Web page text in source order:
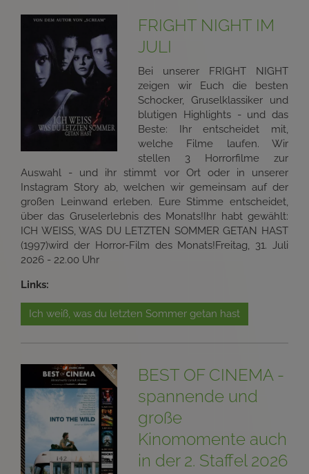
FRIGHT NIGHT IM
JULI
Bei unserer FRIGHT NIGHT
zeigen wir Euch die besten
Schocker, Gruselklassiker und
blutigen Highlights - und das
Beste: Ihr entscheidet mit,
welche Filme laufen. Wir
stellen 3 Horrorfilme zur
Auswahl - und ihr stimmt vor Ort oder in unserer
Instagram Story ab, welchen wir gemeinsam auf der
großen Leinwand erleben. Eure Stimme entscheidet,
über das Gruselerlebnis des Monats!Ihr habt gewählt:
ICH WEISS, WAS DU LETZTEN SOMMER GETAN HAST
(1997)wird der Horror-Film des Monats!Freitag, 31. Juli
2026 - 22.00 Uhr
Links:
Ich weiß, was du letzten Sommer getan hast
BEST OF CINEMA -
spannende und
große
Kinomomente auch
in der 2. Staffel 2026